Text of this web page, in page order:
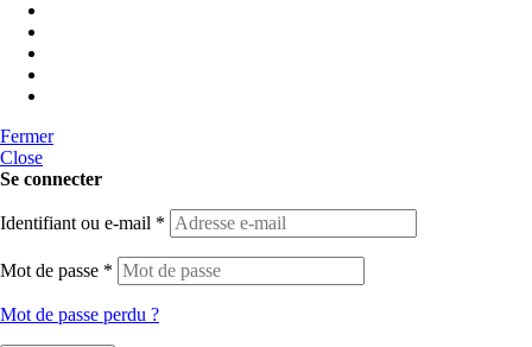
Fermer
Close
Se connecter
Identifiant ou e-mail *
Mot de passe *
Mot de passe perdu ?